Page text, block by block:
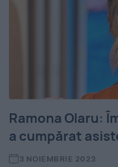
Ramona Olaru:
a cumpărat
3 NOIEMBRIE 2023